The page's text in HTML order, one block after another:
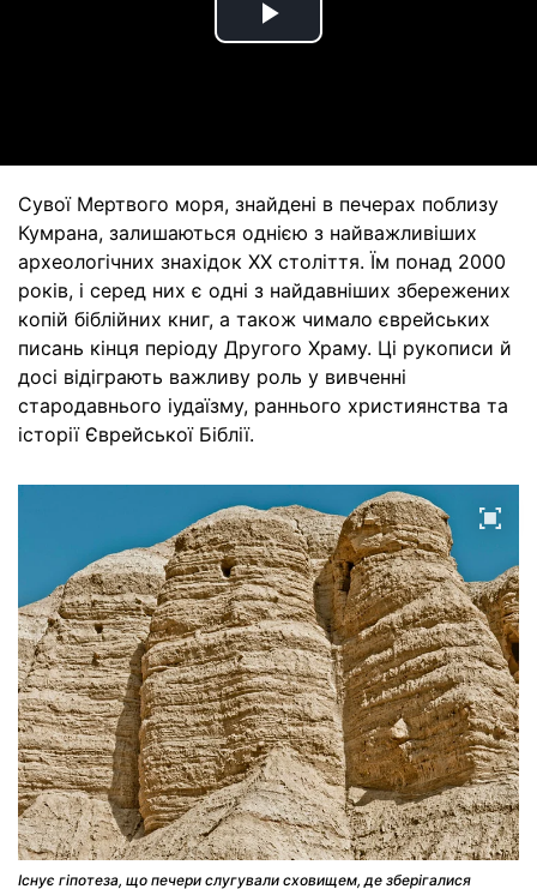
Play
Сувої Мертвого моря, знайдені в печерах поблизу
Кумрана, залишаються однією з найважливіших
археологічних знахідок ХХ століття. Їм понад 2000
років, і серед них є одні з найдавніших збережених
копій біблійних книг, а також чимало єврейських
писань кінця періоду Другого Храму. Ці рукописи й
досі відіграють важливу роль у вивченні
стародавнього іудаїзму, раннього християнства та
історії Єврейської Біблії.
Існує гіпотеза, що печери слугували сховищем, де зберігалися